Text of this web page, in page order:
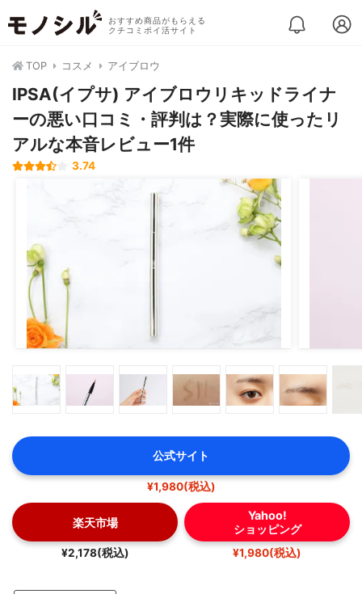
おすすめ商品がもらえる
クチコミポイ活サイト
TOP コスメ アイブロウ
IPSA(イプサ) アイブロウリキッドライナ
ーの悪い口コミ・評判は？実際に使ったリ
アルな本音レビュー1件
3.74
公式サイト
¥1,980(税込)
楽天市場
¥2,178(税込)
Yahoo!
ショッピング
¥1,980(税込)